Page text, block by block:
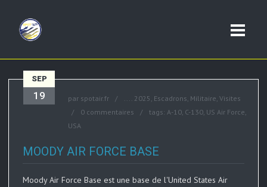
SEP
19 par spotair.fr .... 2025 , Escadrons, Militaire, Visites
0 commentaires
tags: A-10, C-130, US Air Force,
USA
MOODY AIR FORCE BASE
Moody Air Force Base est une base de l'United States Air